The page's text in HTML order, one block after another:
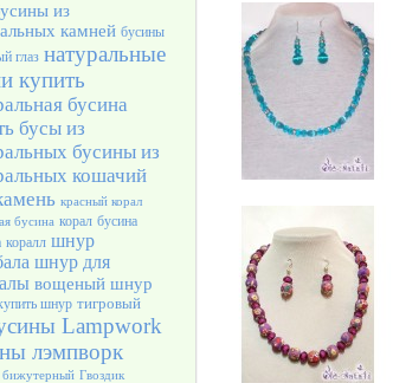
из
камней бусины
глаз натуральные
купить
бусина
бусы из
бусины из
кошачий
красный корал
бусина корал бусина
коралл шнур
шнур для
вощеный шнур
шнур тигровый
Lampwork
лэмпворк
бижутерный Гвоздик